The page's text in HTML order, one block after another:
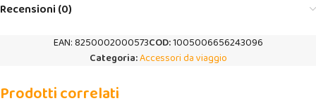
Recensioni (0)
EAN:8250002000573COD:1005006656243096
Categoria:Accessori da viaggio
Prodotti correlati